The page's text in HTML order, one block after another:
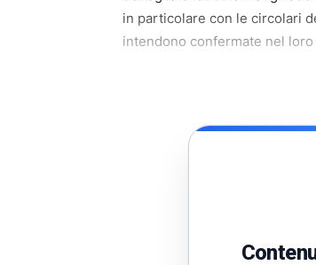
in particolare con le circolari
intendono confermate nel